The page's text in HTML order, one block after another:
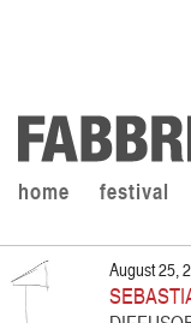
home festival
August 25,